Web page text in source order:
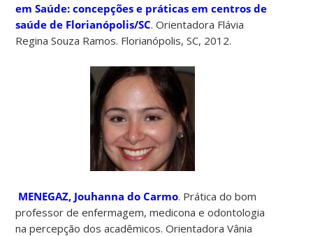
em Saúde: concepções e práticas em centros de
saúde de Florianópolis/SC. Orientadora Flávia
Regina Souza Ramos. Florianópolis, SC, 2012.
MENEGAZ, Jouhanna do Carmo. Prática do bom
professor de enfermagem, medicona e odontologia
na percepção dos acadêmicos. Orientadora Vânia